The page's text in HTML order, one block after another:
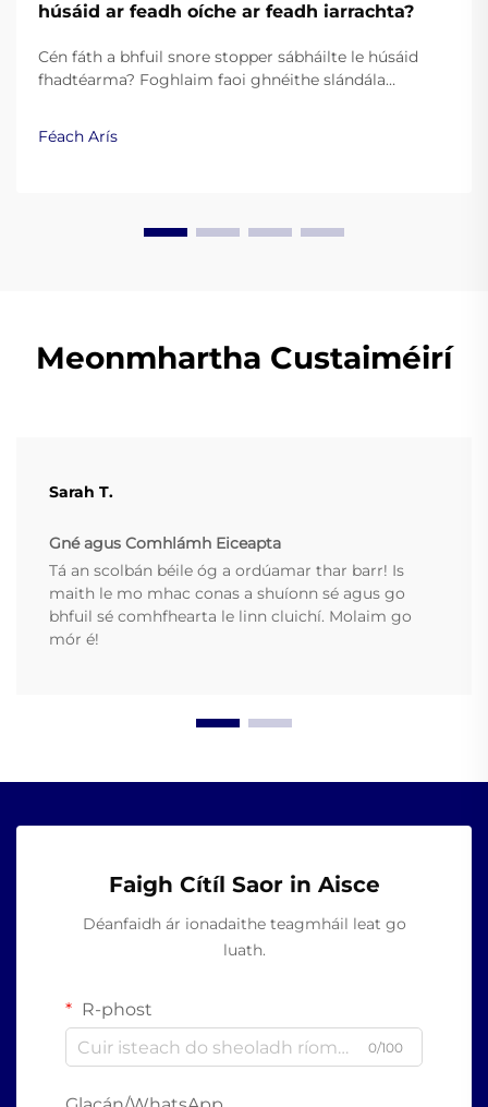
húsáid ar feadh oíche ar feadh iarrachta?
Cén fáth a bhfuil snore stopper sábháilte le húsáid
fhadtéarma? Foghlaim faoi ghnéithe slándála
suaimhneachta le haghaidh gléasanna oíche chun
snó a chosc. Foghlaim níos mó.
Féach Arís
Meonmhartha Custaiméirí
Sarah T.
Gné agus Comhlámh Eiceapta
Tá an scolbán béile óg a ordúamar thar barr! Is
maith le mo mhac conas a shuíonn sé agus go
bhfuil sé comhfhearta le linn cluichí. Molaim go
mór é!
Faigh Cítíl Saor in Aisce
Déanfaidh ár ionadaithe teagmháil leat go
luath.
R-phost
0/100